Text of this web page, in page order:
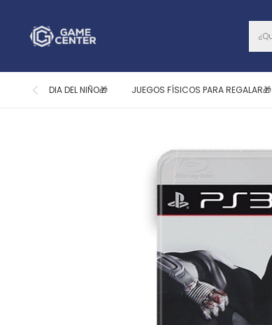
DIA DEL NIÑO🎁 JUEGOS FÍSICOS PARA REGALAR🎁